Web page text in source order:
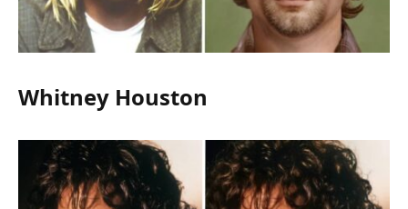
Whitney Houston